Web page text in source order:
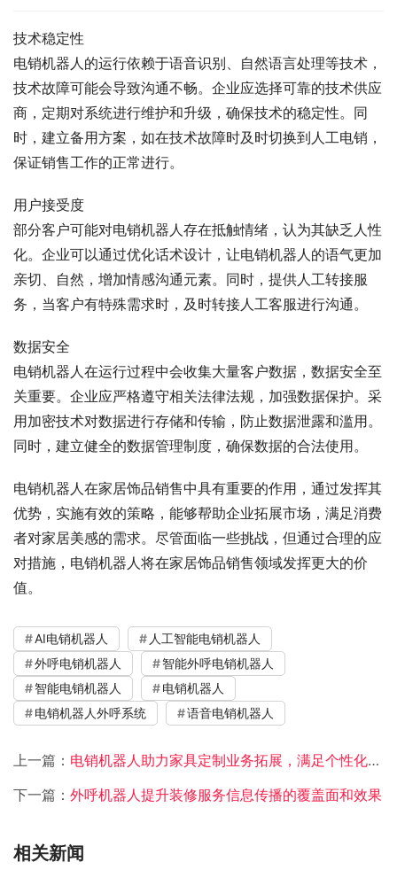
技术稳定性
电销机器人的运行依赖于语音识别、自然语言处理等技术，
技术故障可能会导致沟通不畅。企业应选择可靠的技术供应
商，定期对系统进行维护和升级，确保技术的稳定性。同
时，建立备用方案，如在技术故障时及时切换到人工电销，
保证销售工作的正常进行。
用户接受度
部分客户可能对电销机器人存在抵触情绪，认为其缺乏人性
化。企业可以通过优化话术设计，让电销机器人的语气更加
亲切、自然，增加情感沟通元素。同时，提供人工转接服
务，当客户有特殊需求时，及时转接人工客服进行沟通。
数据安全
电销机器人在运行过程中会收集大量客户数据，数据安全至
关重要。企业应严格遵守相关法律法规，加强数据保护。采
用加密技术对数据进行存储和传输，防止数据泄露和滥用。
同时，建立健全的数据管理制度，确保数据的合法使用。
电销机器人在家居饰品销售中具有重要的作用，通过发挥其
优势，实施有效的策略，能够帮助企业拓展市场，满足消费
者对家居美感的需求。尽管面临一些挑战，但通过合理的应
对措施，电销机器人将在家居饰品销售领域发挥更大的价
值。
AI电销机器人
人工智能电销机器人
外呼电销机器人
智能外呼电销机器人
智能电销机器人
电销机器人
电销机器人外呼系统
语音电销机器人
上一篇： 电销机器人助力家具定制业务拓展，满足个性化需求
下一篇： 外呼机器人提升装修服务信息传播的覆盖面和效果
相关新闻